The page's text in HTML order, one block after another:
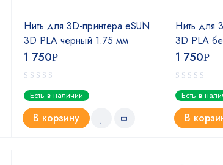
Нить для 3D-принтера eSUN
3D PLA черный 1.75 мм
1 750Р
Есть в наличии
В корзину
Нить для
3D PLA
1 750Р
Есть в
В